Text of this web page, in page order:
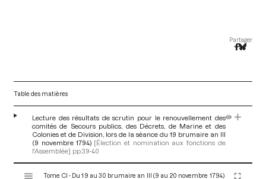
Partager
Table des matières
Lecture des résultats de scrutin pour le renouvellement des
comités de Secours publics, des Décrets, de Marine et des
Colonies et de Division, lors de la séance du 19 brumaire an III
(9 novembre 1794) [Élection et nomination aux fonctions de
l'Assemblée] pp.39-40
Tome CI - Du 19 au 30 brumaire an III (9 au 20 novembre 1794)